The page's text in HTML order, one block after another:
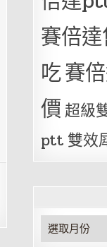
賽倍
吃賽
價超級
ptt 雙效
彙
整